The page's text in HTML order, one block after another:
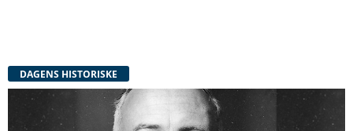
DAGENS HISTORISKE